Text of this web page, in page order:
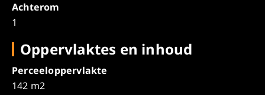
Achterom
1
Oppervlaktes en inhoud
Perceeloppervlakte
142 m2